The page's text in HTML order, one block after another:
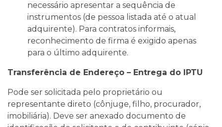
necessário apresentar a sequência de
instrumentos (de pessoa listada até o atual
adquirente). Para contratos informais,
reconhecimento de firma é exigido apenas
para o último adquirente.
Transferência de Endereço – Entrega do IPTU
Pode ser solicitada pelo proprietário ou
representante direto (cônjuge, filho, procurador,
imobiliária). Deve ser anexado documento de